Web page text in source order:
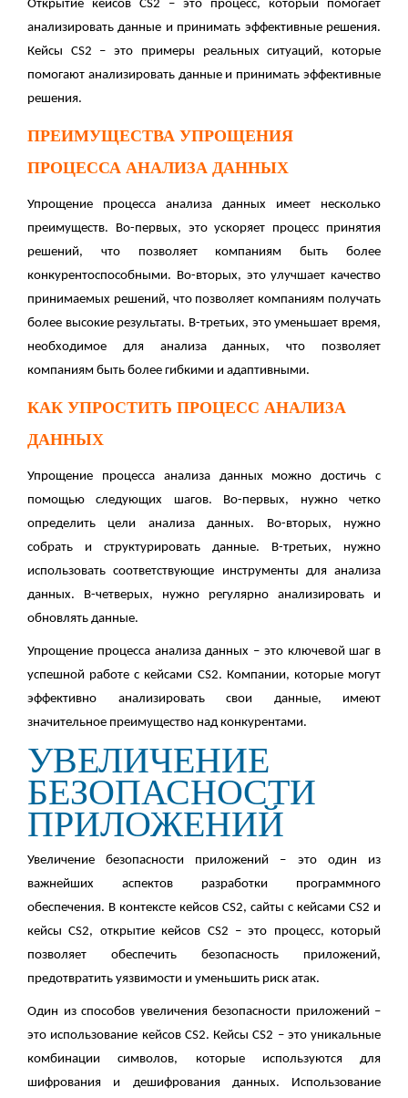
Открытие кейсов CS2 – это процесс, который помогает
анализировать данные и принимать эффективные решения.
Кейсы CS2 – это примеры реальных ситуаций, которые
помогают анализировать данные и принимать эффективные
решения.
ПРЕИМУЩЕСТВА УПРОЩЕНИЯ
ПРОЦЕССА АНАЛИЗА ДАННЫХ
Упрощение процесса анализа данных имеет несколько
преимуществ. Во-первых, это ускоряет процесс принятия
решений, что позволяет компаниям быть более
конкурентоспособными. Во-вторых, это улучшает качество
принимаемых решений, что позволяет компаниям получать
более высокие результаты. В-третьих, это уменьшает время,
необходимое для анализа данных, что позволяет
компаниям быть более гибкими и адаптивными.
КАК УПРОСТИТЬ ПРОЦЕСС АНАЛИЗА
ДАННЫХ
Упрощение процесса анализа данных можно достичь с
помощью следующих шагов. Во-первых, нужно четко
определить цели анализа данных. Во-вторых, нужно
собрать и структурировать данные. В-третьих, нужно
использовать соответствующие инструменты для анализа
данных. В-четверых, нужно регулярно анализировать и
обновлять данные.
Упрощение процесса анализа данных – это ключевой шаг в
успешной работе с кейсами CS2. Компании, которые могут
эффективно анализировать свои данные, имеют
значительное преимущество над конкурентами.
УВЕЛИЧЕНИЕ
БЕЗОПАСНОСТИ
ПРИЛОЖЕНИЙ
Увеличение безопасности приложений – это один из
важнейших аспектов разработки программного
обеспечения. В контексте кейсов CS2, сайты с кейсами CS2 и
кейсы CS2, открытие кейсов CS2 – это процесс, который
позволяет обеспечить безопасность приложений,
предотвратить уязвимости и уменьшить риск атак.
Один из способов увеличения безопасности приложений –
это использование кейсов CS2. Кейсы CS2 – это уникальные
комбинации символов, которые используются для
шифрования и дешифрования данных. Использование